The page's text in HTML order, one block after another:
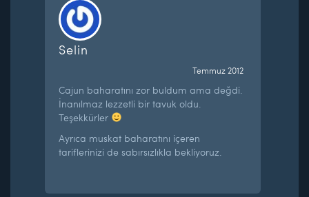
Selin
Temmuz 2012
Cajun baharatını zor buldum ama değdi.
İnanılmaz lezzetli bir tavuk oldu.
Teşekkürler
Ayrıca muskat baharatını içeren
tariflerinizi de sabırsızlıkla bekliyoruz.